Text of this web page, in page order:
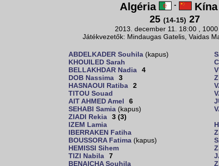
Algéria - Kína
25 (14-15) 27
2013. december 11. 18:00 ,
Játékvezetők: Mindaugas Gatelis, Vaidas
ABDELKADER Souhila (kapus)
KHOUILED Sarah
BELLAKHDAR Nadia
4
DOB Nassima
3
HASNAOUI Ratiba
2
TITOU Souad
AIT AHMED Amel
6
SEHABI Samia (kapus)
ZIADI Rekia
3 (3)
IZEM Lamia
IBERRAKEN Fatiha
BOUSSORA Fatima (kapus)
HEMISSI Sihem
TIZI Nabila
7
BENAICHA Souhila